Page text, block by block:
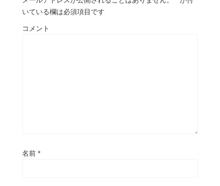
いている欄は必須項目です
コメント
名前 *